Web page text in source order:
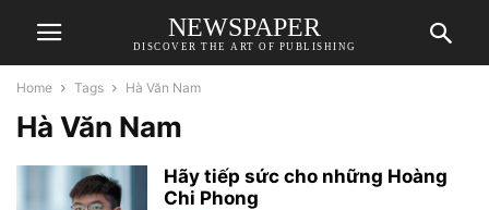
NEWSPAPER
DISCOVER THE ART OF PUBLISHING
Home Tags Hà Văn Nam
Hà Văn Nam
Hãy tiếp sức cho những Hoàng
Chi Phong